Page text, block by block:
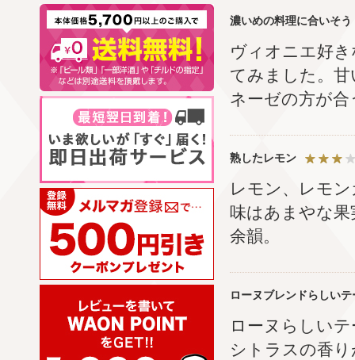
濃いめの料理に合いそう
ヴィオニエ好
てみました。
ネーゼの方が合
熟したレモン
レモン、レモ
味はあまやな
余韻。
ローヌブレンドらしい
ローヌらしい
シトラスの香